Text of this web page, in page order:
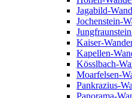
Jagabild-
Jochenstein-
Kaiser-
Kapellen-
Kösslbach-
Moarfelsen-
Pankrazius-
Panorama-